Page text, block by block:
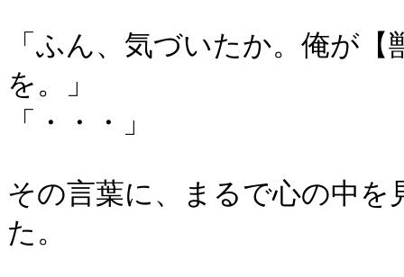
「ふん、気づいたか。俺が
を。」
「・・・」
その言葉に、まるで心の中
た。